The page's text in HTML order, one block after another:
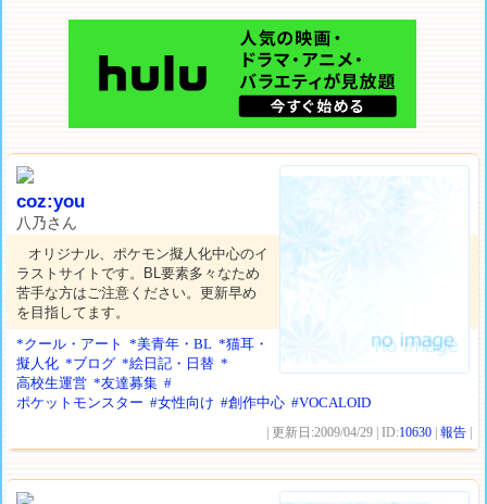
coz:you
八乃さん
オリジナル、ポケモン擬人化中心のイ
ラストサイトです。BL要素多々なため
苦手な方はご注意ください。更新早め
を目指してます。
*クール・アート
*美青年・BL *猫耳・
擬人化 *ブログ *絵日記・日替 *
高校生運営 *友達募集 #
ポケットモンスター #女性向け #創作中心 #VOCALOID
| 更新日:2009/04/29 | ID:10630 |報告